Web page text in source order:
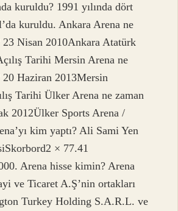
kuruldu? 1991 yılında dört
kuruldu. Ankara Arena ne
23 Nisan 2010Ankara Atatürk
Tarihi Mersin Arena ne
20 Haziran 2013Mersin
Tarihi Ülker Arena ne zaman
2012Ülker Sports Arena /
kim yaptı? Ali Sami Yen
× 77.41
Arena hisse kimin? Arena
ve Ticaret A.Ş’nin ortakları
Turkey Holding S.A.R.L. ve